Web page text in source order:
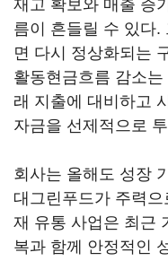
재고 확보와 매출 증
름이 흔들릴 수 있다.
면 다시 정상화되는
활동현금흐름 감소는
래 지출에 대비하고
자금을 선제적으로
회사는 올해도 성장
대그린푸드가 주력
재 유통 사업은 최근
복과 함께 안정적인